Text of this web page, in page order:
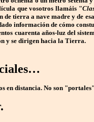
que vosotros llamáis "
de tierra a nave madre y de
información de cómo
cuarenta años-luz del
y se dirigen hacia la Tierra.
en distancia. No son "portales"